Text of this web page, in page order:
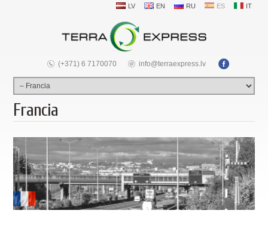
(+371) 6 7170070 info@terraexpress.lv
LV EN RU ES IT
Francia